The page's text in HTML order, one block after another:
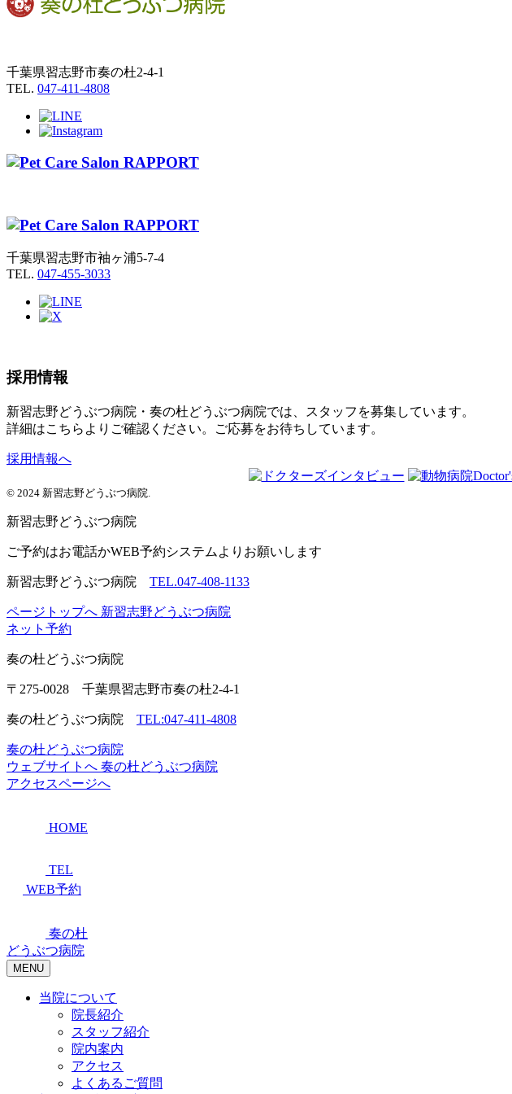
千葉県習志野市奏の杜2-4-1
TEL. 047-411-4808
千葉県習志野市袖ヶ浦5-7-4
TEL. 047-455-3033
採用情報
新習志野どうぶつ病院・奏の杜どうぶつ病院では、スタッフを募集しています。
詳細はこちらよりご確認ください。ご応募をお待ちしています。
採用情報へ
© 2024 新習志野どうぶつ病院.
新習志野どうぶつ病院
ご予約はお電話かWEB予約システムよりお願いします
新習志野どうぶつ病院 TEL.047-408-1133
ページトップへ 新習志野どうぶつ病院
ネット予約
奏の杜どうぶつ病院
〒275-0028 千葉県習志野市奏の杜2-4-1
奏の杜どうぶつ病院 TEL:047-411-4808
奏の杜どうぶつ病院
ウェブサイトへ 奏の杜どうぶつ病院
アクセスページへ
HOME
TEL
WEB予約
奏の杜
どうぶつ病院
MENU
当院について
院長紹介
スタッフ紹介
院内案内
アクセス
よくあるご質問